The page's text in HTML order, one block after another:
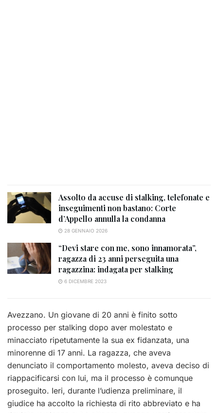
Assolto da accuse di stalking, telefonate e
inseguimenti non bastano: Corte
d’Appello annulla la condanna
28 GENNAIO 2026
“Devi stare con me, sono innamorata”,
ragazza di 23 anni perseguita una
ragazzina: indagata per stalking
6 DICEMBRE 2023
Avezzano. Un giovane di 20 anni è finito sotto
processo per stalking dopo aver molestato e
minacciato ripetutamente la sua ex fidanzata, una
minorenne di 17 anni. La ragazza, che aveva
denunciato il comportamento molesto, aveva deciso di
riappacificarsi con lui, ma il processo è comunque
proseguito. Ieri, durante l’udienza preliminare, il
giudice ha accolto la richiesta di rito abbreviato e ha